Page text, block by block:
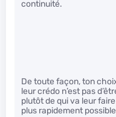
continuité.
De toute façon, ton
leur crédo n’est pas
plutôt de qui va leur
plus rapidement